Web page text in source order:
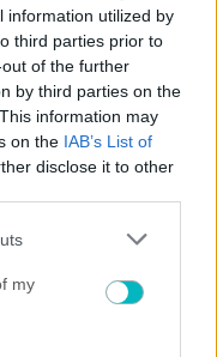
information utilized by
third parties prior to
of the further
by third parties on the
information may
on the IAB’s List of
disclose it to other
one or more Google
You may click to
third-party tags to
in below Google
my